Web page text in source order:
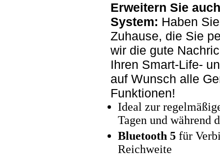
Erweitern Sie
System: Haben
Zuhause, die Sie
wir die gute
Ihren Smart-Life-
auf Wunsch alle
Funktionen!
Ideal zur
Tagen und während
Bluetooth 5 für
Reichweite